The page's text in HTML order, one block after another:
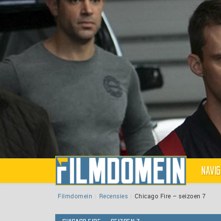
Filmdomein Recensies Chicago Fire – seizoen 7